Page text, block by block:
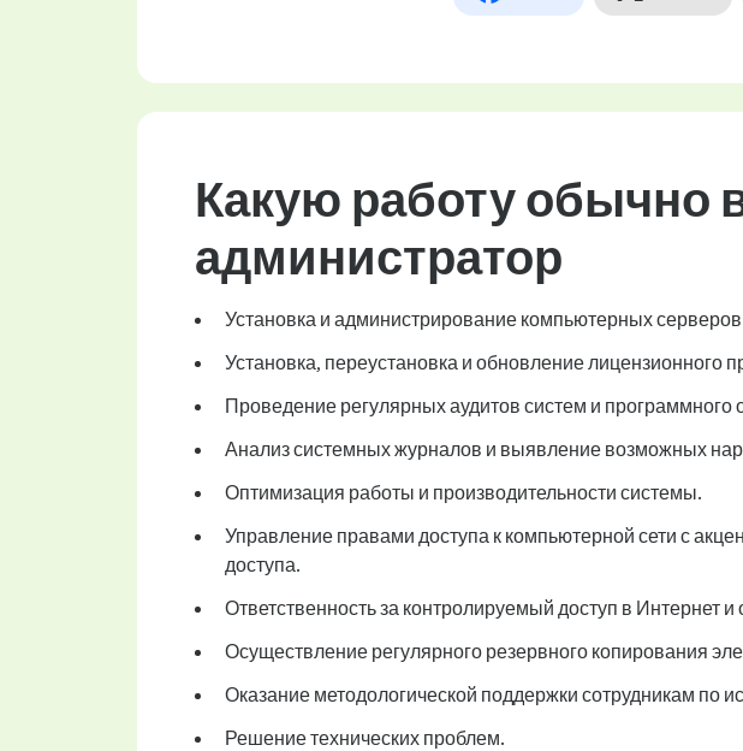
Какую работу обычно
администратор
Установка и администрирование компьютерных
Установка, переустановка и обновление лицензионного
Проведение регулярных аудитов систем и программного
Анализ системных журналов и выявление возможных
Оптимизация работы и производительности системы.
Управление правами доступа к компьютерной сети с
доступа.
Ответственность за контролируемый доступ в Интернет
Осуществление регулярного резервного копирования
Оказание методологической поддержки сотрудникам по
Решение технических проблем.